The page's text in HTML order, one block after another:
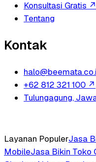
Konsultasi Gratis ↗
Tentang
Kontak
+62 812 321 100 ↗
Tulungagung,
Layanan PopulerJasa
MobileJasa Bikin Toko